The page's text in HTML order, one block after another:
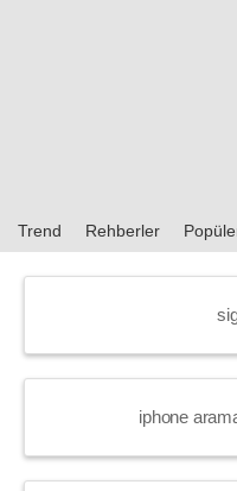
Trend Rehberler
iphone